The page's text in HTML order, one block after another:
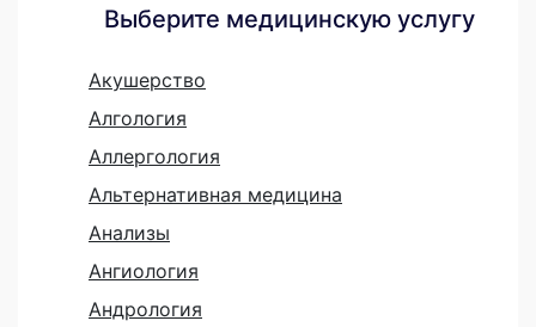
Выберите медицинскую услугу
Акушерство
Алгология
Аллергология
Альтернативная медицина
Анализы
Ангиология
Андрология